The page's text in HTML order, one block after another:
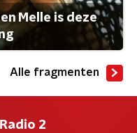
Melle is deze
Alle fragmenten
2